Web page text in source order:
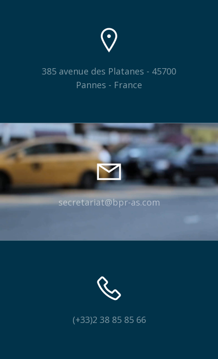
385 avenue des Platanes - 45700
Pannes - France
secretariat@bpr-as.com
(+33)2 38 85 85 66